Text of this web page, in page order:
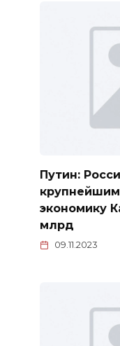
Путин:
экономику
млрд
09.11.2023